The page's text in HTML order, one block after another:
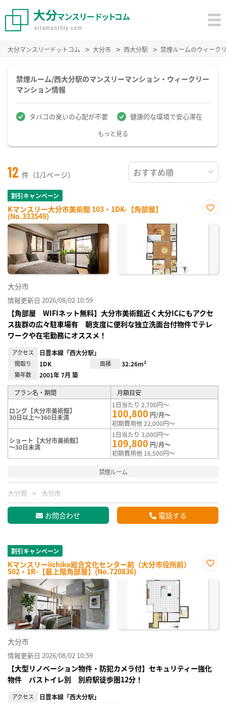
大分マンスリードットコム 大分市 西大分駅 禁煙ルームのウィーク
禁煙ルーム/西大分駅のマンスリーマンション・ウィークリー
マンション情報
タバコの臭いの心配が不要 健康的な環境で安心滞在
もっと見る
12 件（1/1ページ）
割引キャンペーン
Kマンスリー大分市美術館 103・1DK-【角部屋】
(No.333549)
に入
大分市
情報更新日 2026/08/02 10:59
【角部屋 WIFIネット無料】大分市美術館近く大分ICにもアクセ
ス抜群の広々駐車場有 朝支度に便利な独立洗面台付物件でテレ
ワークや在宅勤務にオススメ！
アクセス 日豊本線「西大分駅」
間取り 1DK 面積 32.26m²
築年数 2001年 7月 築
プラン名・期間 月額目安
ロング【大分市美術館】
30日以上～360日未満
1日当たり 2,700円～
100,800 円/月～
初期費用他 22,000円～
ショート【大分市美術館】
～30日未満
1日当たり 3,000円～
109,800 円/月～
初期費用他 16,500円～
禁煙ルーム
大分県 大分市
お問合わせ 電話する
割引キャンペーン
Kマンスリーiichiko総合文化センター前（大分市役所前）
502・1R-【最上階角部屋】(No.720836)
に入
大分市
情報更新日 2026/08/02 10:59
【大型リノベーション物件・防犯カメラ付】セキュリティー強化
物件 バストイレ別 別府駅徒歩圏12分！
アクセス 日豊本線「西大分駅」